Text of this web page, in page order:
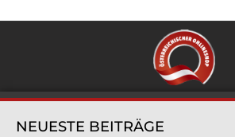
NEUESTE BEITRÄGE